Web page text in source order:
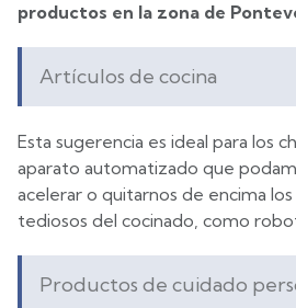
productos en la zona de
Artículos de cocina
Esta sugerencia es ideal para los
aparato automatizado que
acelerar o quitarnos de encima
tediosos del cocinado, como
Productos de cuidado